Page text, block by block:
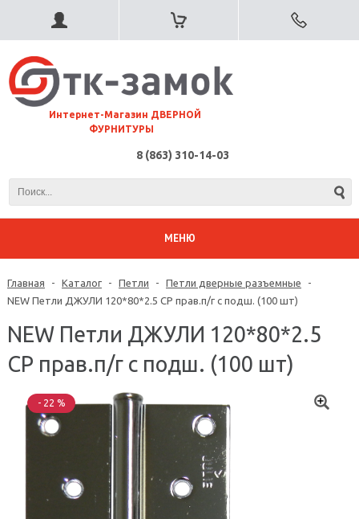
⠀Интернет-Магазин ДВЕРНОЙ
ФУРНИТУРЫ
8 (863) 310-14-03
МЕНЮ
Главная - Каталог - Петли - Петли дверные разъемные
-
NEW Петли ДЖУЛИ 120*80*2.5 CP прав.п/г с подш. (100 шт)
NEW Петли ДЖУЛИ 120*80*2.5
CP прав.п/г с подш. (100 шт)
- 22 %